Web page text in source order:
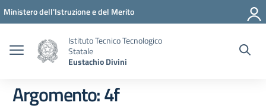
Vai ai contenuti
Vai al menu di navigazione
Vai al footer
Ministero dell'Istruzione e del Merito
Istituto Tecnico Tecnologico
Statale
Eustachio Divini
Argomento: 4f